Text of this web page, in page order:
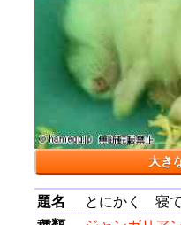
大き
題名
とにかく 寝て